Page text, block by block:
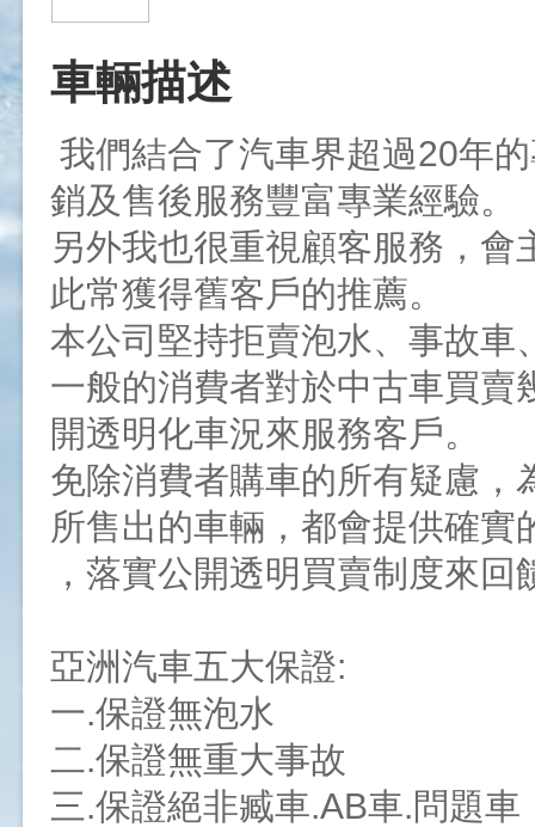
車輛描述
我們結合了汽車界超過20年
銷及售後服務豐富專業經驗。
另外我也很重視顧客服務，
此常獲得舊客戶的推薦。
本公司堅持拒賣泡水、事故車
一般的消費者對於中古車買
開透明化車況來服務客戶。
免除消費者購車的所有疑慮
所售出的車輛，都會提供確實
，落實公開透明買賣制度來回
亞洲汽車五大保證:
一.保證無泡水
二.保證無重大事故
三.保證絕非臧車.AB車.問題車